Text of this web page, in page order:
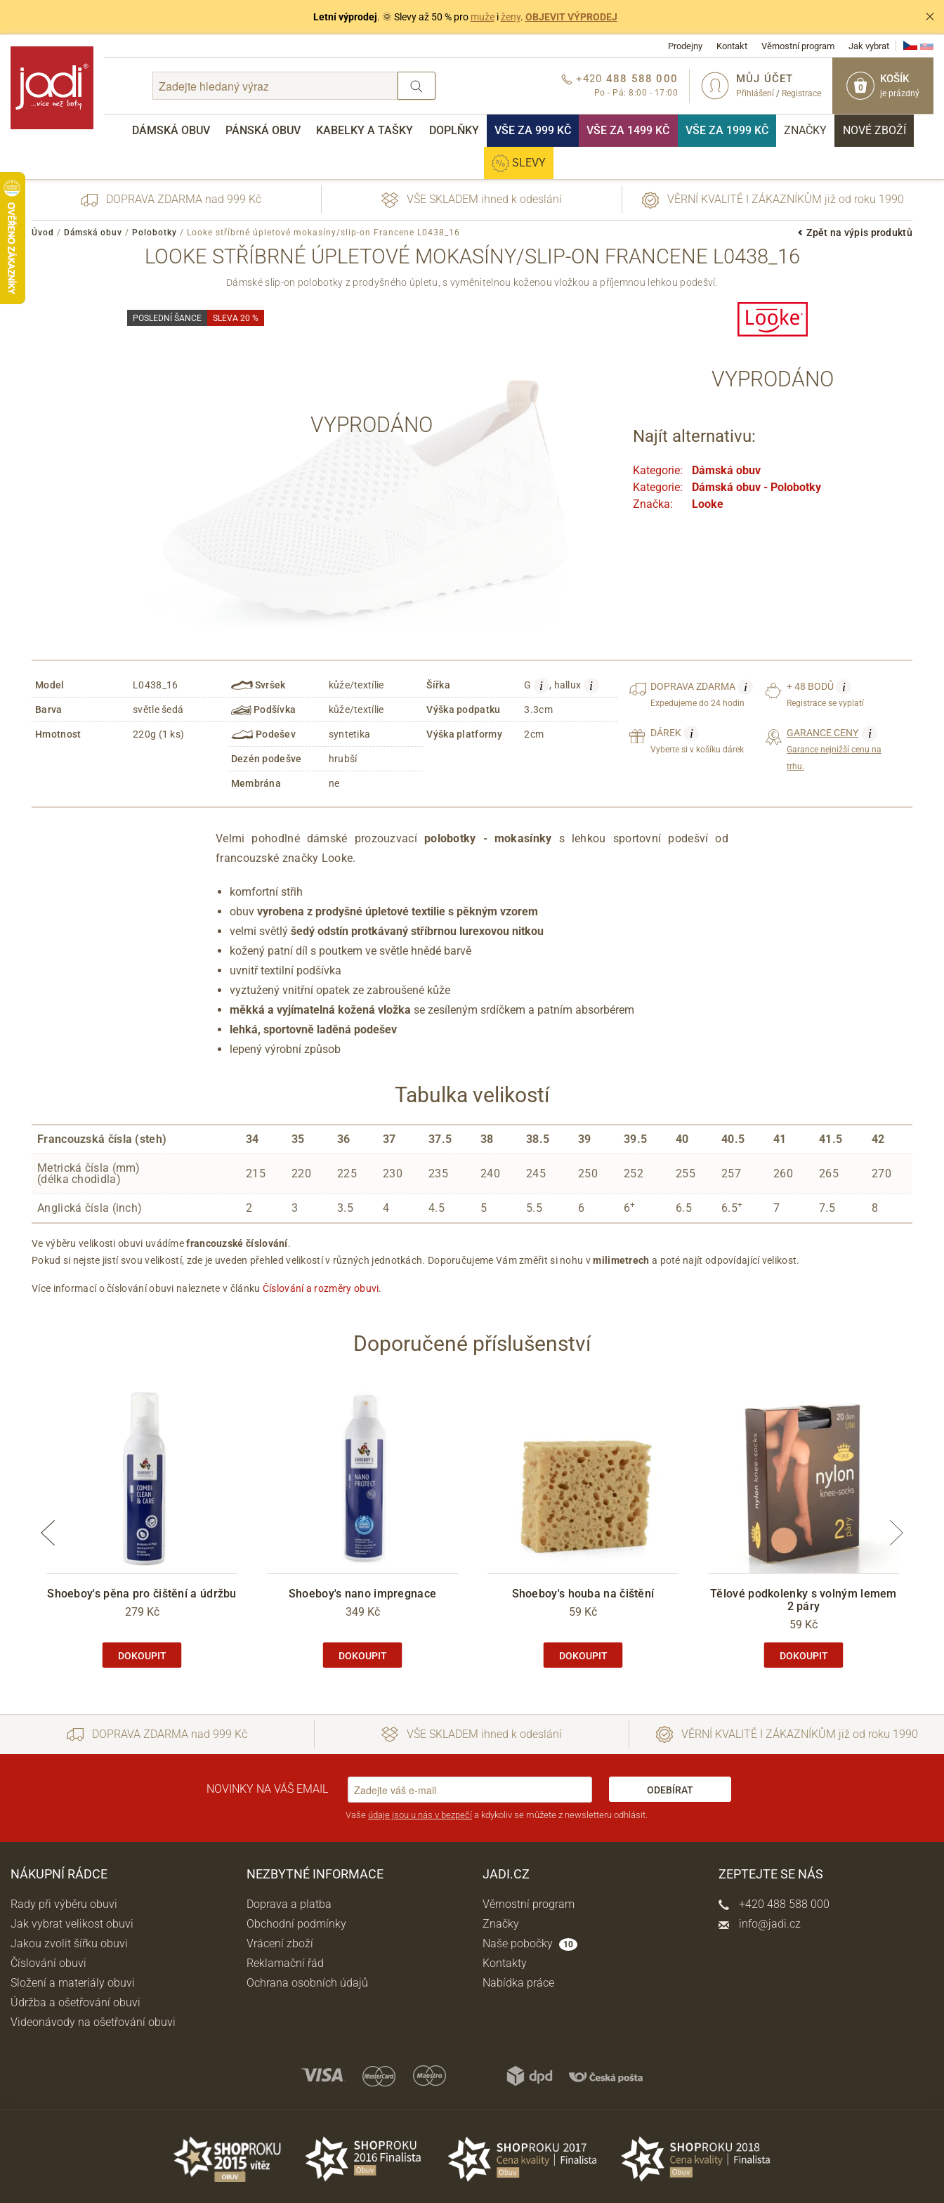
Letní výprodej. 🌞 Slevy až 50 % pro mužeiženy. OBJEVIT VÝPRODEJ
Prodejny Kontakt Věrnostní program Jak vybrat
0
KOŠÍK
je prázdný
MŮJ ÚČET
Přihlášení / Registrace
+420 488 588 000
Po - Pá: 8:00 - 17:00
DÁMSKÁ OBUV PÁNSKÁ OBUV KABELKY A TAŠKY DOPLŇKY VŠE ZA 999 KČ VŠE ZA 1499 KČ VŠE ZA 1999 KČ ZNAČKY NOVÉ ZBOŽÍ
SLEVY
Zapomenuté heslo
Přes Seznam
Přes Google
DOPRAVA ZDARMA nad 999 Kč VŠE SKLADEM ihned k odeslání VĚRNÍ KVALITĚ I ZÁKAZNÍKŮM již od roku 1990
Zpět na výpis produktů
Úvod / Dámská obuv / Polobotky / Looke stříbrné úpletové mokasíny/slip-on Francene L0438_16
LOOKE STŘÍBRNÉ ÚPLETOVÉ MOKASÍNY/SLIP-ON FRANCENE L0438_16
Dámské slip-on polobotky z prodyšného úpletu, s vyměnitelnou koženou vložkou a příjemnou lehkou podešví.
VYPRODÁNO
POSLEDNÍ ŠANCE SLEVA 20 %
VYPRODÁNO
Najít alternativu:
Kategorie:
Dámská obuv
Kategorie:
Dámská obuv - Polobotky
Značka:
Looke
Model L0438_16
Barva světle šedá
Hmotnost 220g (1 ks)
Svršek kůže/textílie
Podšívka kůže/textílie
Podešev syntetika
Dezén podešve hrubší
Membrána ne
Šířka G i , hallux i
Výška podpatku 3.3cm
Výška platformy 2cm
DOPRAVAZDARMA i
Expedujeme do 24 hodin
+ 48 BODŮ i
Registrace se vyplatí
DÁREK i
Vyberte si v košíku dárek
GARANCE CENY i
Garance nejnižší cenu na
trhu.
Velmi pohodlné dámské prozouzvací polobotky - mokasínky s lehkou sportovní podešví od
francouzské značky Looke.
komfortní střih
obuv vyrobena z prodyšné úpletové textilie s pěkným vzorem
velmi světlý šedý odstín protkávaný stříbrnou lurexovou nitkou
kožený patní díl s poutkem ve světle hnědé barvě
uvnitř textilní podšívka
vyztužený vnitřní opatek ze zabroušené kůže
měkká a vyjímatelná kožená vložka se zesíleným srdíčkem a patním absorbérem
lehká, sportovně laděná podešev
lepený výrobní způsob
Tabulka velikostí
Francouzská čísla (steh) 34 35 36 37 37.5 38 38.5 39 39.5 40 40.5 41 41.5 42
Metrická čísla (mm)
(délka chodidla)
215 220 225 230 235 240 245 250 252 255 257 260 265 270
Anglická čísla (inch) 2 3 3.5 4 4.5 5 5.5 6 6+ 6.5 6.5+ 7 7.5 8
Ve výběru velikosti obuvi uvádímefrancouzské číslování.
Pokud si nejste jistí svou velikostí, zde je uveden přehled velikostí v různých jednotkách. Doporučujeme Vám změřit si nohu vmilimetrech a poté najít odpovídající velikost.
Více informací o číslování obuvi naleznete v článku Číslování a rozměry obuvi.
Doporučené příslušenství
Shoeboy's pěna pro čištění a údržbu
279 Kč
DOKOUPIT
Shoeboy's nano impregnace
349 Kč
DOKOUPIT
Shoeboy's houba na čištění
59 Kč
DOKOUPIT
Tělové podkolenky s volným lemem
2 páry
59 Kč
DOKOUPIT
DOPRAVA ZDARMA nad 999 Kč VŠE SKLADEM ihned k odeslání VĚRNÍ KVALITĚ I ZÁKAZNÍKŮM již od roku 1990
NOVINKY NA VÁŠ EMAIL ODEBÍRAT
Vaše údaje jsou u nás v bezpečí a kdykoliv se můžete z newsletteru odhlásit.
NÁKUPNÍ RÁDCE
Rady při výběru obuvi
Jak vybrat velikost obuvi
Jakou zvolit šířku obuvi
Číslování obuvi
Složení a materiály obuvi
Údržba a ošetřování obuvi
Videonávody na ošetřování obuvi
NEZBYTNÉ INFORMACE
Doprava a platba
Obchodní podmínky
Vrácení zboží
Reklamační řád
Ochrana osobních údajů
JADI.CZ
Věrnostní program
Značky
Naše pobočky
10
Kontakty
Nabídka práce
ZEPTEJTE SE NÁS
+420 488 588 000
info@jadi.cz